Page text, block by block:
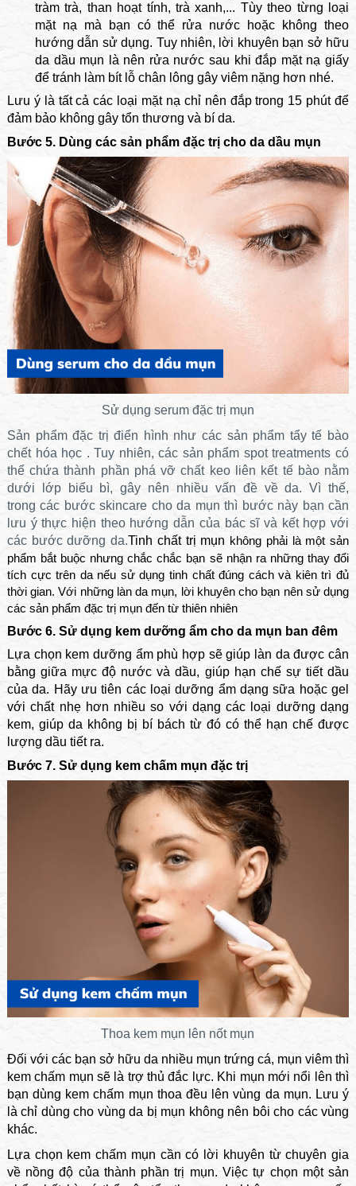
tràm trà, than hoạt tính, trà xanh,... Tùy theo từng loại
mặt nạ mà bạn có thể rửa nước hoặc không theo
hướng dẫn sử dụng. Tuy nhiên, lời khuyên bạn sở hữu
da dầu mụn là nên rửa nước sau khi đắp mặt nạ giấy
để tránh làm bít lỗ chân lông gây viêm nặng hơn nhé.
Lưu ý là tất cả các loại mặt nạ chỉ nên đắp trong 15 phút để
đảm bảo không gây tổn thương và bí da.
Bước 5. Dùng các sản phẩm đặc trị cho da dầu mụn
Sử dụng serum đặc trị mụn
Sản phẩm đặc trị điển hình như các sản phẩm tẩy tế bào
chết hóa học . Tuy nhiên, các sản phẩm spot treatments có
thể chứa thành phần phá vỡ chất keo liên kết tế bào nằm
dưới lớp biểu bì, gây nên nhiều vấn đề về da. Vì thế,
trongcác bước skincare cho da mụn thì bước này bạn cần
lưu ý thực hiện theo hướng dẫn của bác sĩ và kết hợp với
các bước dưỡng da.Tinh chất trị mụn không phải là một sản
phẩm bắt buộc nhưng chắc chắc bạn sẽ nhận ra những thay đổi
tích cực trên da nếu sử dụng tinh chất đúng cách và kiên trì đủ
thời gian. Với những làn da mụn, lời khuyên cho bạn nên sử dụng
các sản phẩm đặc trị mụn đến từ thiên nhiên
Bước 6. Sử dụng kem dưỡng ẩm cho da mụn ban đêm
Lựa chọn kem dưỡng ẩm phù hợp sẽ giúp làn da được cân
bằng giữa mực độ nước và dầu, giúp hạn chế sự tiết dầu
của da. Hãy ưu tiên các loại dưỡng ẩm dạng sữa hoặc gel
với chất nhẹ hơn nhiều so với dạng các loại dưỡng dạng
kem, giúp da không bị bí bách từ đó có thể hạn chế được
lượng dầu tiết ra.
Bước 7. Sử dụng kem chấm mụn đặc trị
Thoa kem mụn lên nốt mụn
Đối với các bạn sở hữu da nhiều mụn trứng cá, mụn viêm thì
kem chấm mụn sẽ là trợ thủ đắc lực. Khi mụn mới nổi lên thì
bạn dùng kem chấm mụn thoa đều lên vùng da mụn. Lưu ý
là chỉ dùng cho vùng da bị mụn không nên bôi cho các vùng
khác.
Lựa chọn kem chấm mụn cần có lời khuyên từ chuyên gia
về nồng độ của thành phần trị mụn. Việc tự chọn một sản